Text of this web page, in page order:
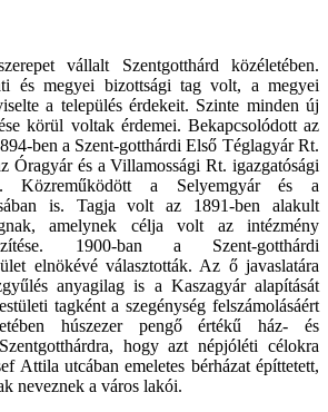
vállalt Szentgotthárd közéletében.
és megyei bizottsági tag volt, a megyei
a település érdekeit. Szinte minden új
körül voltak érdemei. Bekapcsolódott az
ben a Szent-gotthárdi Első Téglagyár Rt.
Óragyár és a Villamossági Rt. igazgatósági
Közreműködött a Selyemgyár és a
is. Tagja volt az 1891-ben alakult
amelynek célja volt az intézmény
1900-ban a Szent-gotthárdi
elnökévé választották. Az ő javaslatára
anyagilag is a Kaszagyár alapítását
tagként a szegénység felszámolásáért
húszezer pengő értékű ház- és
hogy azt népjóléti célokra
Attila utcában emeletes bérházat építtetett,
neveznek a város lakói.